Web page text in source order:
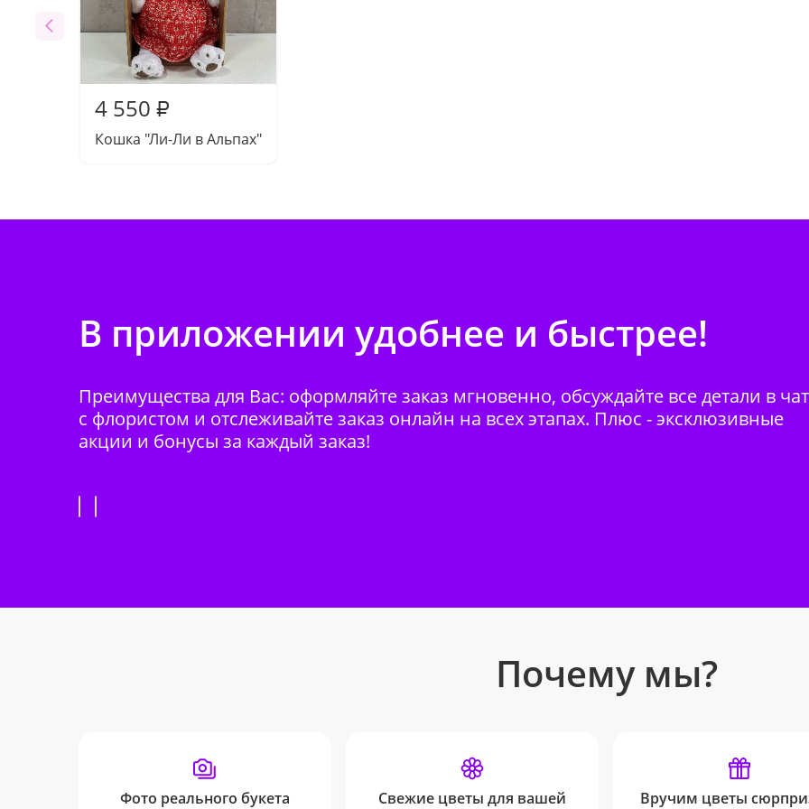
4 550 ₽
Кошка "Ли-Ли в Альпах"
В приложении удобнее и быстрее!
Преимущества для Вас: оформляйте заказ мгновенно, обсуждайте все детали в
с флористом и отслеживайте заказ онлайн на всех этапах. Плюс - эксклюзивные
акции и бонусы за каждый заказ!
Почему мы?
Фото реального букета
Свежие цветы для вашей
Вручим цветы